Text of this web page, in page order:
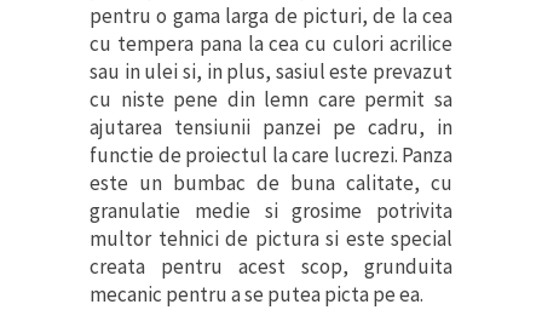
pentru o gama larga de picturi, de la cea
cu tempera pana la cea cu culori acrilice
sau in ulei si, in plus, sasiul este prevazut
cu niste pene din lemn care permit sa
ajutarea tensiunii panzei pe cadru, in
functie de proiectul la care lucrezi. Panza
este un bumbac de buna calitate, cu
granulatie medie si grosime potrivita
multor tehnici de pictura si este special
creata pentru acest scop, grunduita
mecanic pentru a se putea picta pe ea.